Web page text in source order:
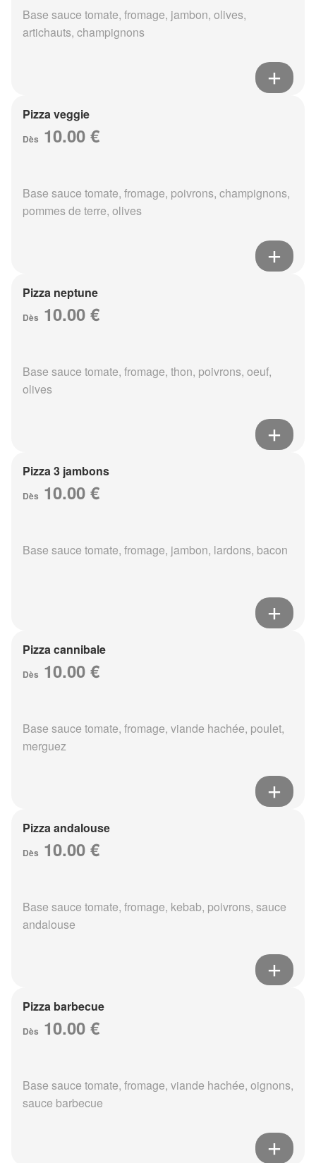
Base sauce tomate, fromage, jambon, olives,
artichauts, champignons
Pizza veggie
Dès 10.00 €
Base sauce tomate, fromage, poivrons, champignons,
pommes de terre, olives
Pizza neptune
Dès 10.00 €
Base sauce tomate, fromage, thon, poivrons, oeuf,
olives
Pizza 3 jambons
Dès 10.00 €
Base sauce tomate, fromage, jambon, lardons, bacon
Pizza cannibale
Dès 10.00 €
Base sauce tomate, fromage, viande hachée, poulet,
merguez
Pizza andalouse
Dès 10.00 €
Base sauce tomate, fromage, kebab, poivrons, sauce
andalouse
Pizza barbecue
Dès 10.00 €
Base sauce tomate, fromage, viande hachée, oignons,
sauce barbecue